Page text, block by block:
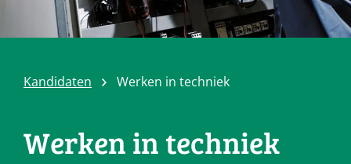
Kandidaten Werken in techniek
Werken in techniek